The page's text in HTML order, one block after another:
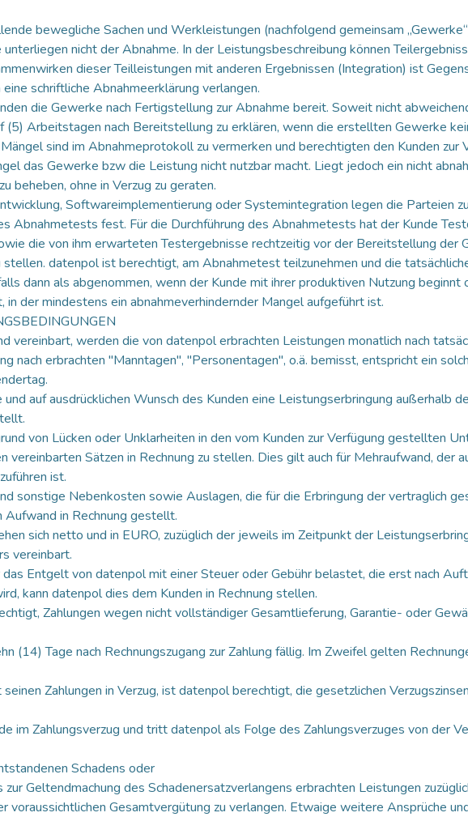
bewegliche Sachen und Werkleistungen (nachfolgend gemeinsam
nicht der Abnahme. In der Leistungsbeschreibung können
dieser Teilleistungen mit anderen Ergebnissen (Integration) ist
schriftliche Abnahmeerklärung verlangen.
die Gewerke nach Fertigstellung zur Abnahme bereit. Soweit nicht
(5) Arbeitstagen nach Bereitstellung zu erklären, wenn die erstellten Gewerke
sind im Abnahmeprotokoll zu vermerken und berechtigten den Kunden
das Gewerke bzw die Leistung nicht nutzbar macht. Liegt jedoch ein nicht
beheben, ohne in Verzug zu geraten.
Softwareimplementierung oder Systemintegration legen die Parteien
Abnahmetests fest. Für die Durchführung des Abnahmetests hat der Kunde
die von ihm erwarteten Testergebnisse rechtzeitig vor der Bereitstellung der
stellen. datenpol ist berechtigt, am Abnahmetest teilzunehmen und die
dann als abgenommen, wenn der Kunde mit ihrer produktiven Nutzung beginnt
der mindestens ein abnahmeverhindernder Mangel aufgeführt ist.
vereinbart, werden die von datenpol erbrachten Leistungen monatlich nach
nach erbrachten "Manntagen", "Personentagen", o.ä. bemisst, entspricht ein
auf ausdrücklichen Wunsch des Kunden eine Leistungserbringung außerhalb
von Lücken oder Unklarheiten in den vom Kunden zur Verfügung gestellten
vereinbarten Sätzen in Rechnung zu stellen. Dies gilt auch für Mehraufwand, der
ist.
sonstige Nebenkosten sowie Auslagen, die für die Erbringung der vertraglich
Aufwand in Rechnung gestellt.
sich netto und in EURO, zuzüglich der jeweils im Zeitpunkt der
vereinbart.
Entgelt von datenpol mit einer Steuer oder Gebühr belastet, die erst nach
kann datenpol dies dem Kunden in Rechnung stellen.
Zahlungen wegen nicht vollständiger Gesamtlieferung, Garantie- oder
(14) Tage nach Rechnungszugang zur Zahlung fällig. Im Zweifel gelten
Zahlungen in Verzug, ist datenpol berechtigt, die gesetzlichen
im Zahlungsverzug und tritt datenpol als Folge des Zahlungsverzuges von der
Schadens oder
zur Geltendmachung des Schadenersatzverlangens erbrachten Leistungen
voraussichtlichen Gesamtvergütung zu verlangen. Etwaige weitere Ansprüche